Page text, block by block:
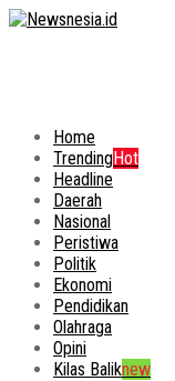
Home
TrendingHot
Headline
Daerah
Nasional
Peristiwa
Politik
Ekonomi
Pendidikan
Olahraga
Opini
Kilas Baliknew